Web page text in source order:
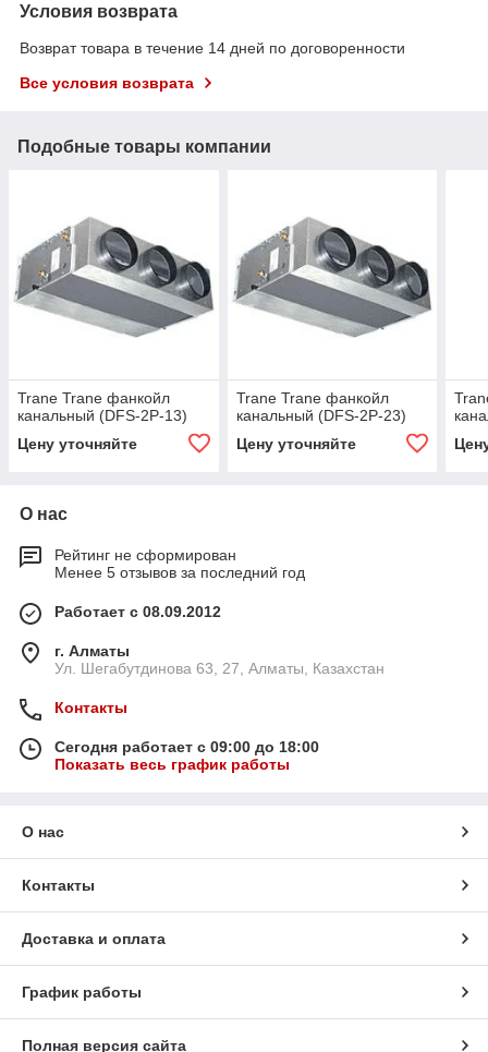
Условия возврата
Возврат товара в течение 14 дней по договоренности
Все условия возврата
Подобные товары компании
Trane Trane фанкойл
канальный (DFS-2P-13)
Цену уточняйте
Trane Trane фанкойл
канальный (DFS-2P-23)
Цену уточняйте
О нас
Рейтинг не сформирован
Менее 5 отзывов за последний год
Работает с 08.09.2012
г. Алматы
Ул. Шегабутдинова 63, 27, Алматы, Казахстан
Контакты
Сегодня работает с 09:00 до 18:00
Показать весь график работы
О нас
Контакты
Доставка и оплата
График работы
Полная версия сайта